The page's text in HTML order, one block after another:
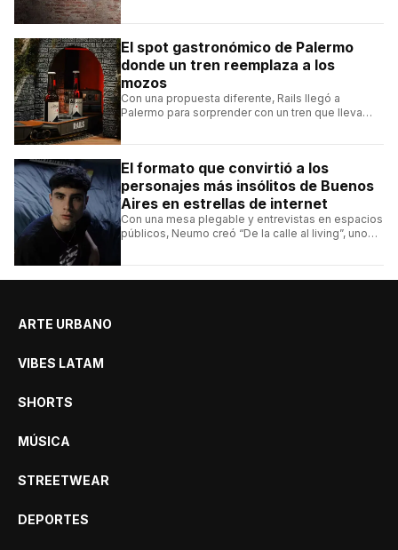
El spot gastronómico de Palermo
donde un tren reemplaza a los
mozos
Con una propuesta diferente, Rails llegó a
Palermo para sorprender con un tren que lleva
El formato que convirtió a los
personajes más insólitos de Buenos
Aires en estrellas de internet
Con una mesa plegable y entrevistas en espacios
públicos, Neumo creó “De la calle al living”, uno
ARTE URBANO
VIBES LATAM
SHORTS
MÚSICA
STREETWEAR
DEPORTES